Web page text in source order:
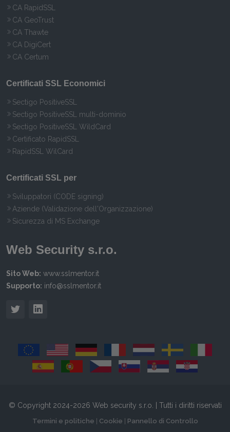
CA RapidSSL
CA GeoTrust
CA Thawte
CA DigiCert
CA Certum
Certificati SSL Economici
Sectigo PositiveSSL
Sectigo PositiveSSL multi-dominio
Sectigo PositiveSSL WildCard
Certificato RapidSSL
RapidSSL WilCard
Certificati SSL per
Sviluppatori (CODE signing)
Aziende (Validazione dell'Organizzazione)
Sicurezza di MS Exchange
Web Security s.r.o.
Sito Web: www.sslmentor.it
Supporto: info@sslmentor.it
© Copyright 2024-2026 Web security s.r.o. | Tutti i diritti riservati
Termini e politiche Cookie Pannello di Controllo